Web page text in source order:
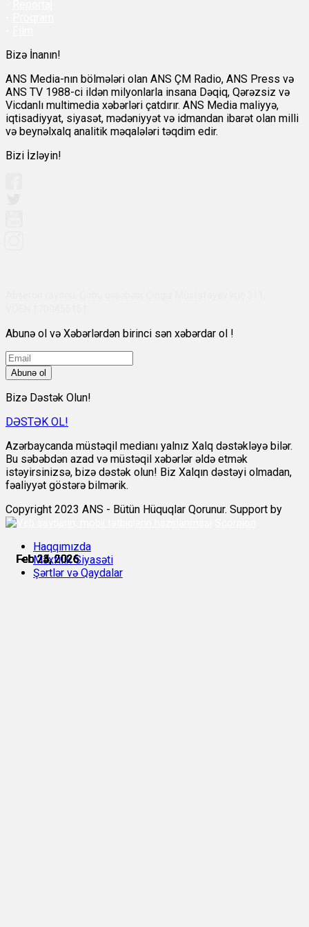
Feb 23, 2026
Feb 23, 2026
Feb 23, 2026
Feb 24, 2026
Feb 24, 2026
Feb 25, 2026
Bizə İnanın!
ANS Media-nın bölmələri olan ANS ÇM Radio, ANS Press və
ANS TV 1988-ci ildən milyonlarla insana Dəqiq, Qərəzsiz və
Vicdanlı multimedia xəbərləri çatdırır. ANS Media maliyyə,
iqtisadiyyat, siyasət, mədəniyyət və idmandan ibarət olan milli
və beynəlxalq analitik məqalələri təqdim edir.
Bizi İzləyin!
Abunə ol və Xəbərlərdən birinci sən xəbərdar ol !
Abunə ol
Bizə Dəstək Olun!
DƏSTƏK OL!
Azərbaycanda müstəqil medianı yalnız Xalq dəstəkləyə bilər.
Bu səbəbdən azad və müstəqil xəbərlər əldə etmək
istəyirsinizsə, bizə dəstək olun! Biz Xalqın dəstəyi olmadan,
fəaliyyət göstərə bilmərik.
Copyright 2023 ANS - Bütün Hüquqlar Qorunur. Support by
Haqqımızda
Məxfilik Siyasəti
Şərtlər və Qaydalar